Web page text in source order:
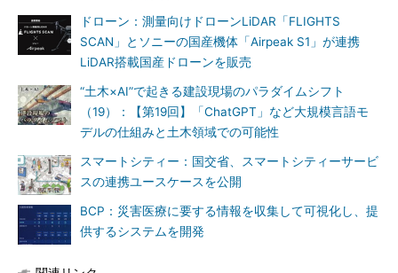
ドローン：測量向けドローンLiDAR「FLIGHTS
SCAN」とソニーの国産機体「Airpeak S1」が連携
LiDAR搭載国産ドローンを販売
“土木×AI”で起きる建設現場のパラダイムシフト
（19）：【第19回】「ChatGPT」など大規模言語モ
デルの仕組みと土木領域での可能性
スマートシティー：国交省、スマートシティーサービ
スの連携ユースケースを公開
BCP：災害医療に要する情報を収集して可視化し、提
供するシステムを開発